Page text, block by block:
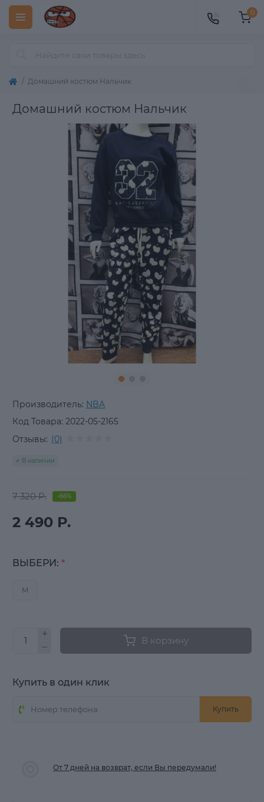
0
Домашний костюм Нальчик
Домашний костюм Нальчик
Производитель: NBA
Код Товара: 2022-05-2165
Отзывы: (0)
В наличии
7 320 Р. -66%
2 490 Р.
ВЫБЕРИ: *
M
В корзину
Купить в один клик
Купить
От 7 дней на возврат, если Вы передумали!